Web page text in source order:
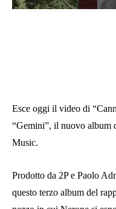
Esce oggi il video di
“Gemini”, il nuovo album
Music.
Prodotto da 2P e Paolo
questo terzo album del